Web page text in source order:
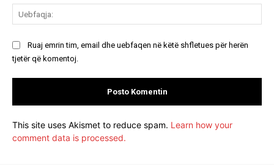
Ruaj emrin tim, email dhe uebfaqen në këtë shfletues për herën
tjetër që komentoj.
This site uses Akismet to reduce spam. Learn how your
comment data is processed.